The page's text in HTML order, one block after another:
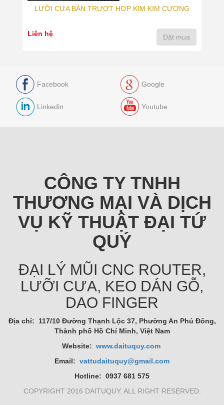
LƯỠI CƯA BÀN TRƯỢT HỢP KIM KIM CƯƠNG
Liên hệ Đặt mua
Facebook Google
Linkedin Youtube
CÔNG TY TNHH
THƯƠNG MẠI VÀ DỊCH
VỤ KỸ THUẬT ĐẠI TỨ
QUÝ
ĐẠI LÝ MŨI CNC ROUTER,
LƯỠI CƯA, KEO DÁN GỖ,
DAO FINGER
Địa chỉ: 117/10 Đường Thạnh Lộc 37, Phường An Phú Đông,
Thành phố Hồ Chí Minh, Việt Nam
Website: www.daituquy.com
Email: vattudaituquy@gmail.com
Hotline: 0937 681 575
COPYRIGHT 2016 DAITUQUY. ALL RIGHT RESERVED.